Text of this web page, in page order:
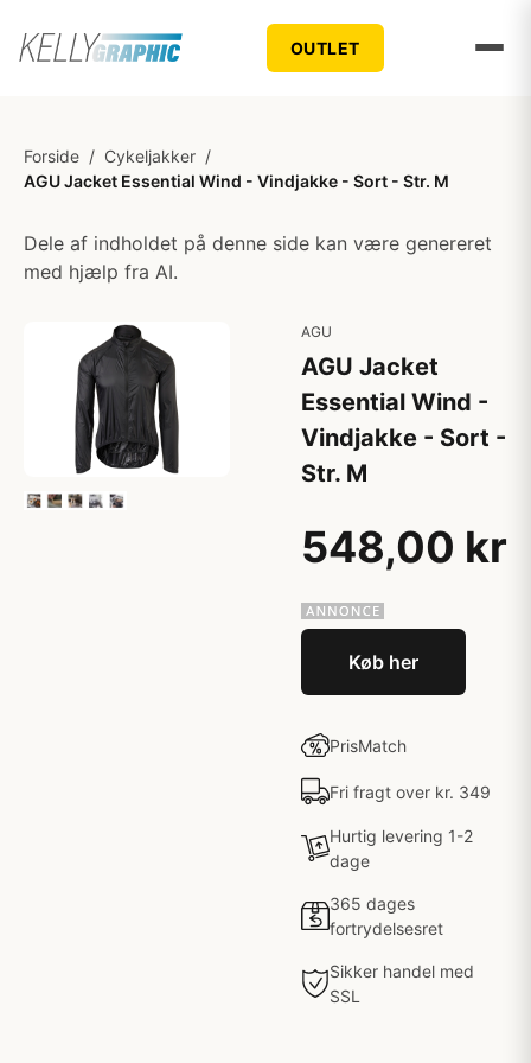
OUTLET
Forside / Cykeljakker /
AGU Jacket Essential Wind - Vindjakke - Sort - Str. M
Dele af indholdet på denne side kan være genereret
med hjælp fra AI.
AGU
AGU Jacket
Essential Wind -
Vindjakke - Sort -
Str. M
548,00 kr
Køb her
PrisMatch
Fri fragt over kr. 349
Hurtig levering 1-2
dage
365 dages
fortrydelsesret
Sikker handel med
SSL